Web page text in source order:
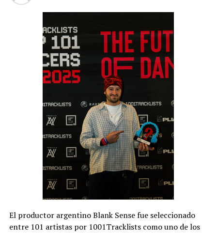
El productor argentino Blank Sense fue seleccionado
entre 101 artistas por 1001Tracklists como uno de los